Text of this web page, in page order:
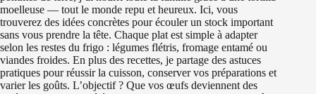
moelleuse — tout le monde repu et heureux. Ici, vous
trouverez des idées concrètes pour écouler un stock important
sans vous prendre la tête. Chaque plat est simple à adapter
selon les restes du frigo : légumes flétris, fromage entamé ou
viandes froides. En plus des recettes, je partage des astuces
pratiques pour réussir la cuisson, conserver vos préparations et
varier les goûts. L’objectif ? Que vos œufs deviennent des